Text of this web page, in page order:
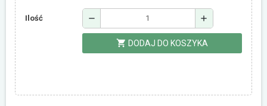
Ilość remove add
shopping_cart DODAJ DO KOSZYKA